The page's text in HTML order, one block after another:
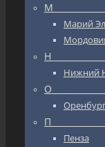
Марий
Нижний
Пенза